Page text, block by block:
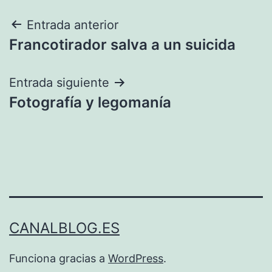
Navegación
de
entradas
Entrada anterior
Francotirador salva a un suicida
Entrada siguiente
Fotografía y legomanía
CANALBLOG.ES
Funciona gracias a WordPress.